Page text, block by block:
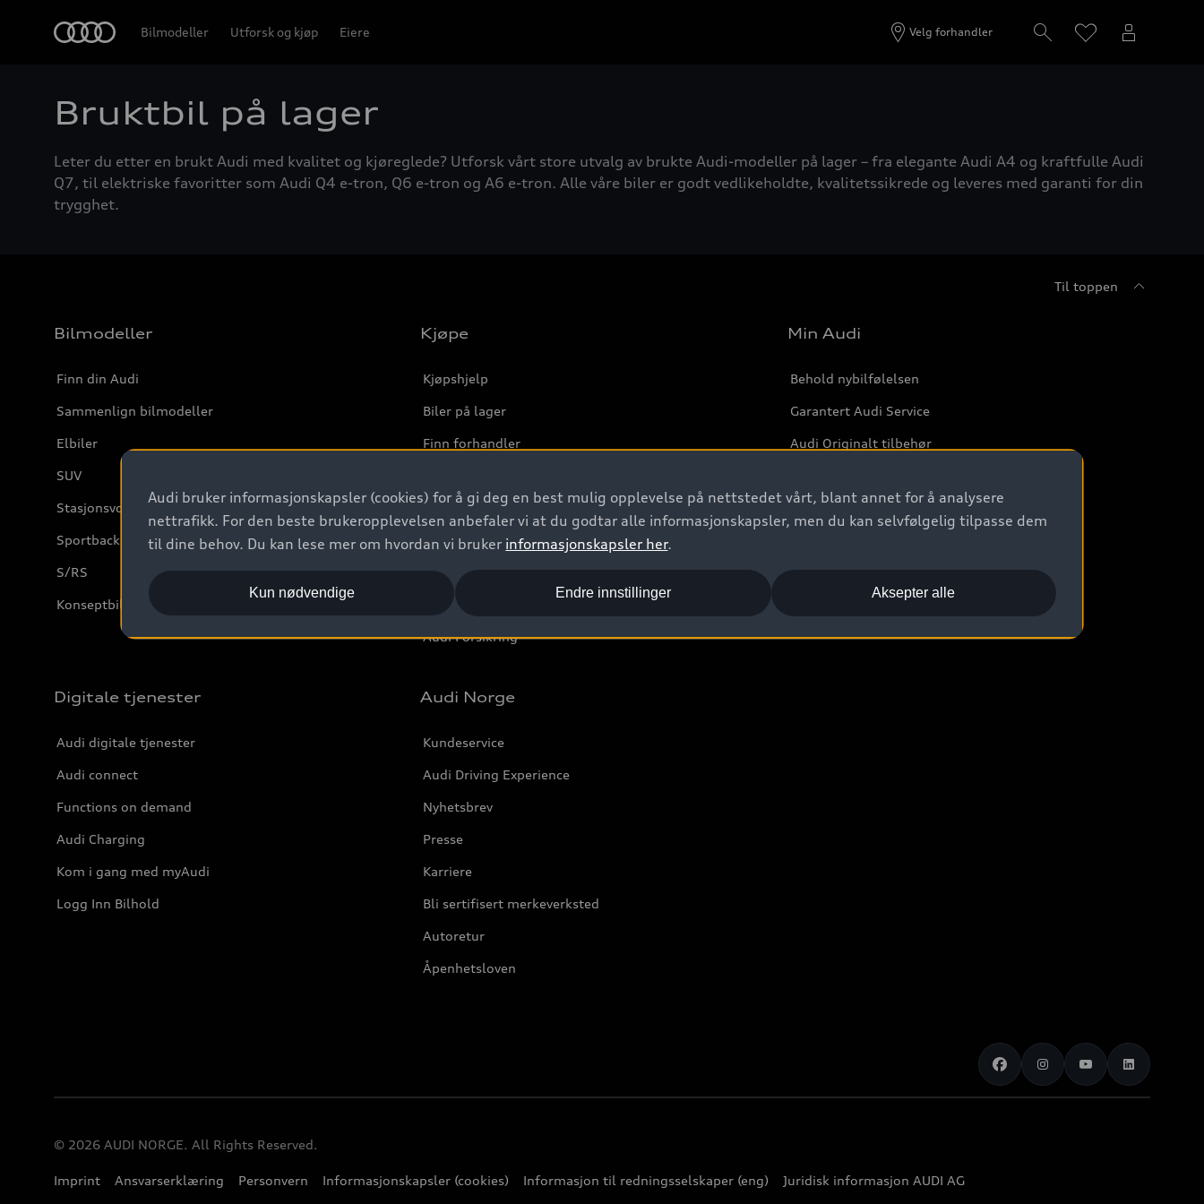
Bilmodeller Utforsk og kjøp Eiere Velg forhandler
Bruktbil på lager
Leter du etter en brukt Audi med kvalitet og kjøreglede? Utforsk vårt store utvalg av brukte Audi-modeller på lager – fra elegante Audi A4 og kraftfulle Audi
Q7, til elektriske favoritter som Audi Q4 e-tron, Q6 e-tron og A6 e-tron. Alle våre biler er godt vedlikeholdte, kvalitetssikrede og leveres med garanti for din
trygghet.
Til toppen
Bilmodeller
Finn din Audi
Sammenlign bilmodeller
Elbiler
SUV
Stasjonsvogn
Sportback
S/RS
Konseptbiler og prototyper
Kjøpe
Kjøpshjelp
Biler på lager
Finn forhandler
Kontakt forhandler
Prislister
Leasing
Bilgarantier
Audi Forsikring
Min Audi
Behold nybilfølelsen
Garantert Audi Service
Audi Originalt tilbehør
Digitale tjenester
Audi digitale tjenester
Audi connect
Functions on demand
Audi Charging
Kom i gang med myAudi
Logg Inn Bilhold
Audi Norge
Kundeservice
Audi Driving Experience
Nyhetsbrev
Presse
Karriere
Bli sertifisert merkeverksted
Autoretur
Åpenhetsloven
© 2026 AUDI NORGE. All Rights Reserved.
Imprint Ansvarserklæring Personvern Informasjonskapsler (cookies) Informasjon til redningsselskaper (eng) Juridisk informasjon AUDI AG
Audi bruker informasjonskapsler (cookies) for å gi deg en best mulig opplevelse på nettstedet vårt, blant annet for å analysere
nettrafikk. For den beste brukeropplevelsen anbefaler vi at du godtar alle informasjonskapsler, men du kan selvfølgelig tilpasse dem
til dine behov. Du kan lese mer om hvordan vi bruker informasjonskapsler her.
Aksepter alle
Kun nødvendige Endre innstillinger